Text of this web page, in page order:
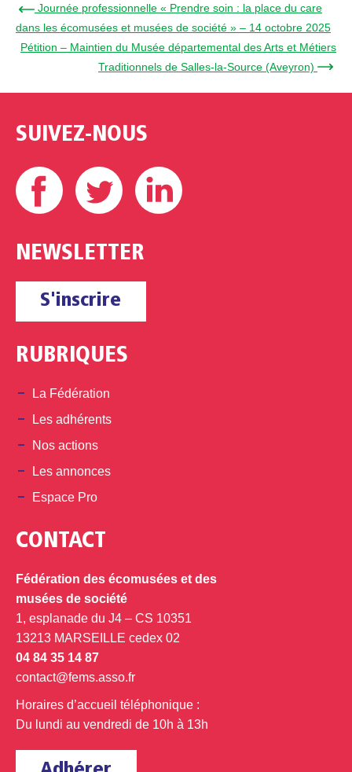
← Journée professionnelle « Prendre soin : la place du care
dans les écomusées et musées de société » – 14 octobre 2025
Pétition – Maintien du Musée départemental des Arts et Métiers
Traditionnels de Salles-la-Source (Aveyron) →
SUIVEZ-NOUS
Facebook Twitter
NEWSLETTER
S'inscrire
RUBRIQUES
La Fédération
Les adhérents
Nos actions
Les annonces
Espace Pro
CONTACT
Fédération des écomusées et des
musées de société
1, esplanade du J4 – CS 10351
13213 MARSEILLE cedex 02
04 84 35 14 87
contact@fems.asso.fr
Horaires d’accueil téléphonique :
Du lundi au vendredi de 10h à 13h